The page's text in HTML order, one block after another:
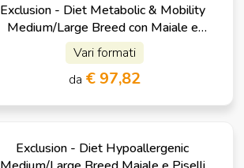
Exclusion - Diet Metabolic & Mobility
Medium/Large Breed con Maiale e
Fibre
Vari formati
da € 97,82
Exclusion - Diet Hypoallergenic